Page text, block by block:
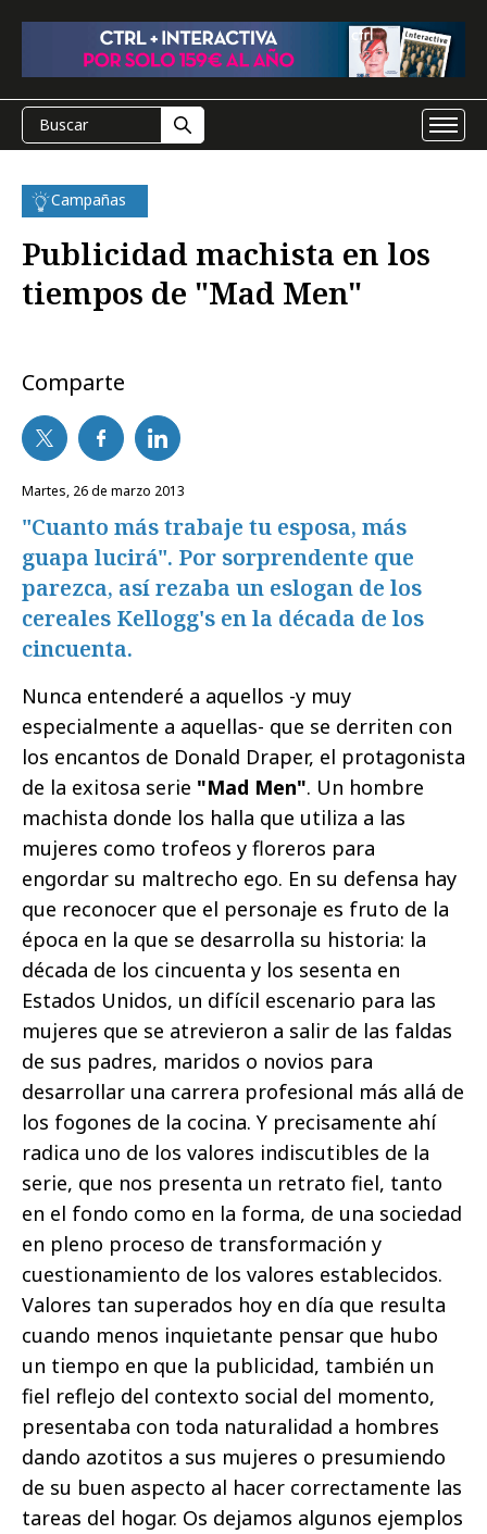
Campañas
Publicidad machista en los
tiempos de "Mad Men"
Comparte
martes, 26 de marzo 2013
"Cuanto más trabaje tu esposa, más
guapa lucirá". Por sorprendente que
parezca, así rezaba un eslogan de los
cereales Kellogg's en la década de los
cincuenta.
Nunca entenderé a aquellos -y muy
especialmente a aquellas- que se derriten con
los encantos de Donald Draper, el protagonista
de la exitosa serie "Mad Men". Un hombre
machista donde los halla que utiliza a las
mujeres como trofeos y floreros para
engordar su maltrecho ego. En su defensa hay
que reconocer que el personaje es fruto de la
época en la que se desarrolla su historia: la
década de los cincuenta y los sesenta en
Estados Unidos, un difícil escenario para las
mujeres que se atrevieron a salir de las faldas
de sus padres, maridos o novios para
desarrollar una carrera profesional más allá de
los fogones de la cocina. Y precisamente ahí
radica uno de los valores indiscutibles de la
serie, que nos presenta un retrato fiel, tanto
en el fondo como en la forma, de una sociedad
en pleno proceso de transformación y
cuestionamiento de los valores establecidos.
Valores tan superados hoy en día que resulta
cuando menos inquietante pensar que hubo
un tiempo en que la publicidad, también un
fiel reflejo del contexto social del momento,
presentaba con toda naturalidad a hombres
dando azotitos a sus mujeres o presumiendo
de su buen aspecto al hacer correctamente las
tareas del hogar. Os dejamos algunos ejemplos